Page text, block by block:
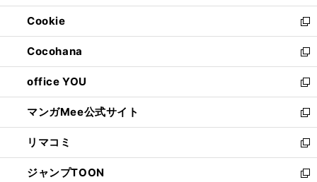
開
く
ウ
で
開
く
ン
ド
ウ
で
開
く
ウ
ィ
ン
ド
ウ
で
開
く
Cookie
新
し
い
ウ
ィ
ン
ド
ウ
で
開
く
Cocohana
新
し
い
ウ
ィ
ン
ド
ウ
で
office YOU
新
し
い
ウ
ィ
ン
ド
マンガMee公式サイト
新
し
い
ウ
ィ
リマコミ
新
し
い
ジャンプTOON
新